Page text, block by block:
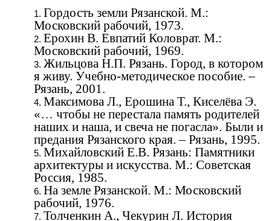
Гордость земли Рязанской. М.:
Московский рабочий, 1973.
Ерохин В. Евпатий Коловрат. М.:
Московский рабочий, 1969.
Жильцова Н.П. Рязань. Город, в котором
я живу. Учебно-методическое пособие. –
Рязань, 2001.
Максимова Л., Ерошина Т., Киселёва Э.
«… чтобы не перестала память родителей
наших и наша, и свеча не погасла». Были и
предания Рязанского края. – Рязань, 1995.
Михайловский Е.В. Рязань: Памятники
архитектуры и искусства. М.: Советская
Россия, 1985.
На земле Рязанской. М.: Московский
рабочий, 1976.
Толченкин А., Чекурин Л. История